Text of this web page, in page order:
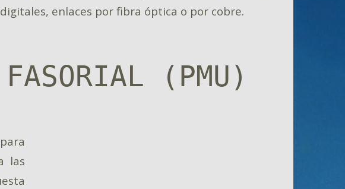
enlaces por fibra óptica o por cobre.
(PMU)
las